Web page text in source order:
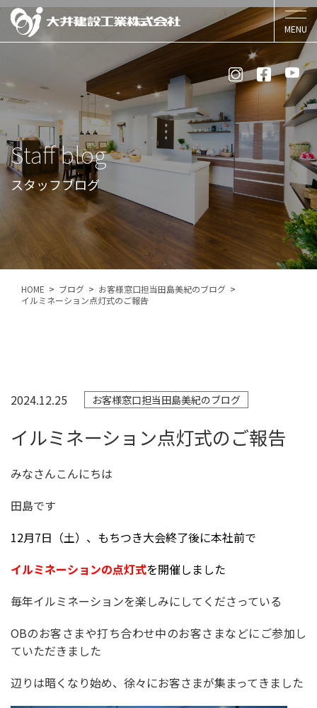
Staff blog
スタッフブログ
HOME ブログ
お客様窓口担当田島美紀のブログ
イルミネーション点灯式のご報告
2024.12.25 お客様窓口担当田島美紀のブログ
イルミネーション点灯式のご報告
みなさんこんにちは
田島です
12月7日（土）、もちつき大会終了後に本社前で
イルミネーションの点灯式を開催しました
毎年イルミネーションを楽しみにしてくださっている
OBのお客さまや打ち合わせ中のお客さまなどにご参加し
ていただきました
辺りは暗くなり始め、徐々にお客さまが集まってきました